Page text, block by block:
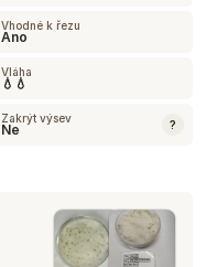
Vhodné k řezu
Ano
Vláha
💧💧
Zakrýt výsev
Ne ?